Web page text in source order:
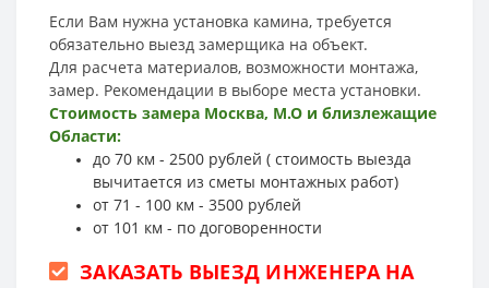
Если Вам нужна установка камина, требуется
обязательно выезд замерщика на объект.
Для расчета материалов, возможности монтажа,
замер. Рекомендации в выборе места установки.
Стоимость замера Москва, М.О и близлежащие
Области:
до 70 км - 2500 рублей ( стоимость выезда
вычитается из сметы монтажных работ)
от 71 - 100 км - 3500 рублей
от 101 км - по договоренности
ЗАКАЗАТЬ ВЫЕЗД ИНЖЕНЕРА НА